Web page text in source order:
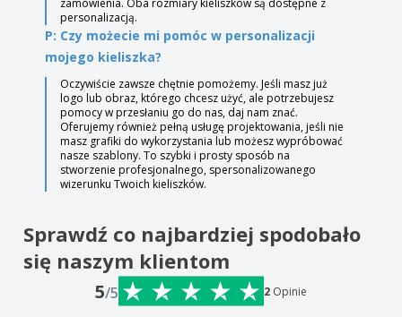
zamówienia. Oba rozmiary kieliszków są dostępne z
personalizacją.
P: Czy możecie mi pomóc w personalizacji
mojego kieliszka?
Oczywiście zawsze chętnie pomożemy. Jeśli masz już
logo lub obraz, którego chcesz użyć, ale potrzebujesz
pomocy w przesłaniu go do nas, daj nam znać.
Oferujemy również pełną usługę projektowania, jeśli nie
masz grafiki do wykorzystania lub możesz wypróbować
nasze szablony. To szybki i prosty sposób na
stworzenie profesjonalnego, spersonalizowanego
wizerunku Twoich kieliszków.
Sprawdź co najbardziej spodobało
się naszym klientom
5/5 2 Opinie